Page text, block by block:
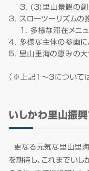
(3)里山景観の
スローツーリズムの
多様な滞在メニ
多様な主体の参画
里山里海の恵みの
（※上記1～3について
いしかわ里山振
更なる元気な里山里
を期待し、これまでい